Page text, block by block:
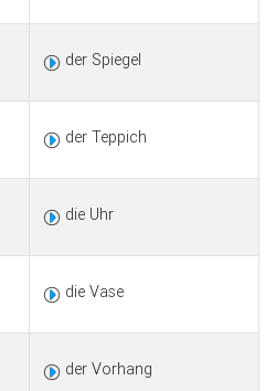
der Spiegel
der Teppich
die Uhr
die Vase
der Vorhang